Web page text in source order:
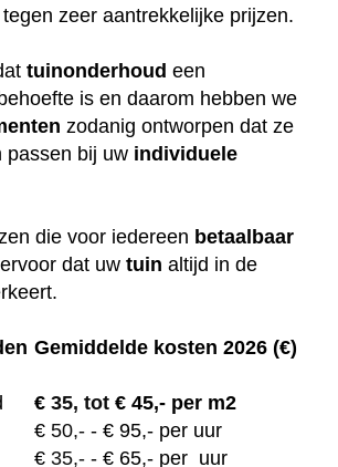
zeer aantrekkelijke prijzen.
tuinonderhoud een
is en daarom hebben we
zodanig ontworpen dat ze
passen bij uw individuele
die voor iedereen betaalbaar
dat uw tuin altijd in de
Gemiddelde kosten 2026 (€)
€ 35, tot € 45,- per m2
€ 50,- - € 95,- per uur
€ 35,- - € 65,- per uur